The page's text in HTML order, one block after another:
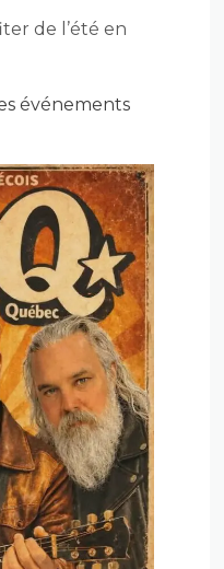
de l’été en
événements